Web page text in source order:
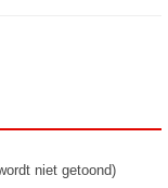
niet getoond)